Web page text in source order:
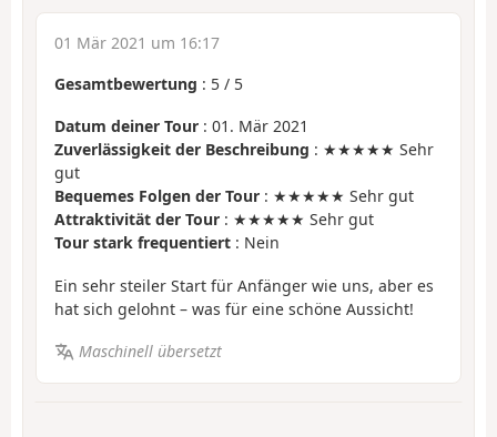
01 Mär 2021 um 16:17
Gesamtbewertung : 5 / 5
Datum deiner Tour : 01. Mär 2021
Zuverlässigkeit der Beschreibung : ★★★★★ Sehr
gut
Bequemes Folgen der Tour : ★★★★★ Sehr gut
Attraktivität der Tour : ★★★★★ Sehr gut
Tour stark frequentiert : Nein
Ein sehr steiler Start für Anfänger wie uns, aber es
hat sich gelohnt – was für eine schöne Aussicht!
Maschinell übersetzt